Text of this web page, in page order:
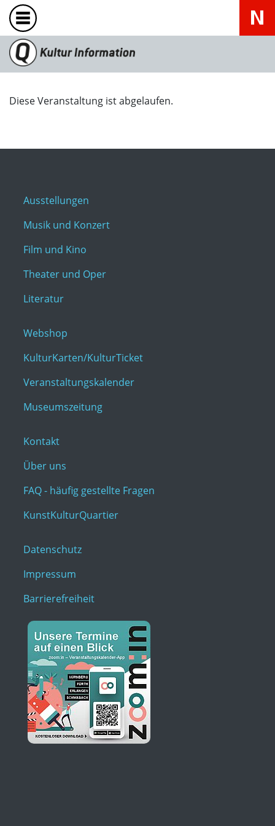
Diese Veranstaltung ist abgelaufen.
Ausstellungen
Musik und Konzert
Film und Kino
Theater und Oper
Literatur
Webshop
KulturKarten/KulturTicket
Veranstaltungskalender
Museumszeitung
Kontakt
Über uns
FAQ - häufig gestellte Fragen
KunstKulturQuartier
Datenschutz
Impressum
Barrierefreiheit